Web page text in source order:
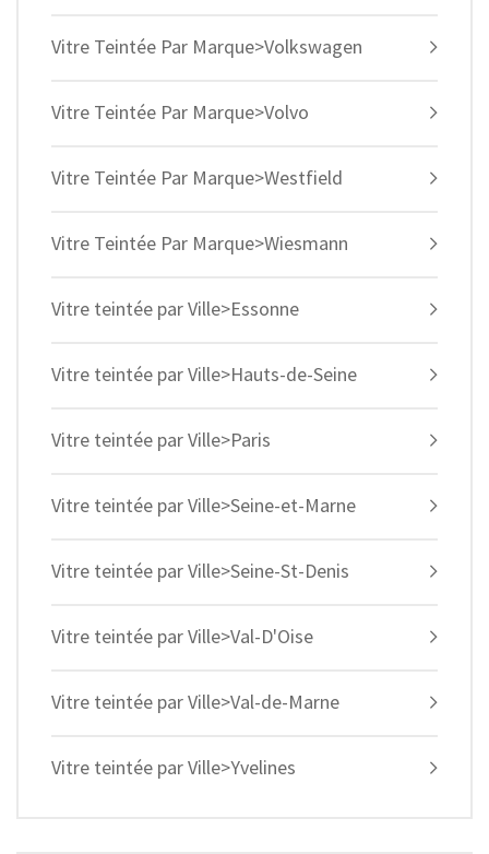
Vitre Teintée Par Marque>Volkswagen
Vitre Teintée Par Marque>Volvo
Vitre Teintée Par Marque>Westfield
Vitre Teintée Par Marque>Wiesmann
Vitre teintée par Ville>Essonne
Vitre teintée par Ville>Hauts-de-Seine
Vitre teintée par Ville>Paris
Vitre teintée par Ville>Seine-et-Marne
Vitre teintée par Ville>Seine-St-Denis
Vitre teintée par Ville>Val-D'Oise
Vitre teintée par Ville>Val-de-Marne
Vitre teintée par Ville>Yvelines